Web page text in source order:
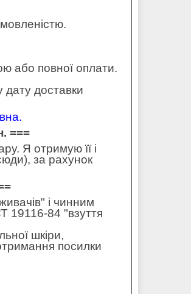
або повної оплати.
дату доставки
===
Я отримую її і
за рахунок
і чинним
19116-84 "взуття
шкіри,
посилки